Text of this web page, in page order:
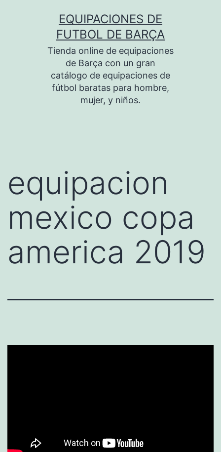
EQUIPACIONES DE
FUTBOL DE BARÇA
Tienda online de equipaciones
de Barça con un gran
catálogo de equipaciones de
fútbol baratas para hombre,
mujer, y niños.
equipacion
mexico copa
america 2019